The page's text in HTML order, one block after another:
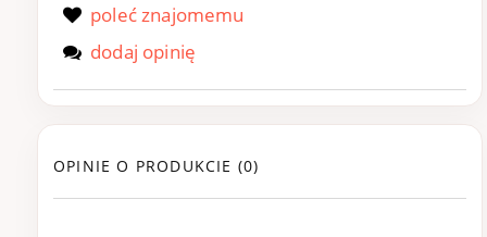
poleć znajomemu
dodaj opinię
OPINIE O PRODUKCIE (0)